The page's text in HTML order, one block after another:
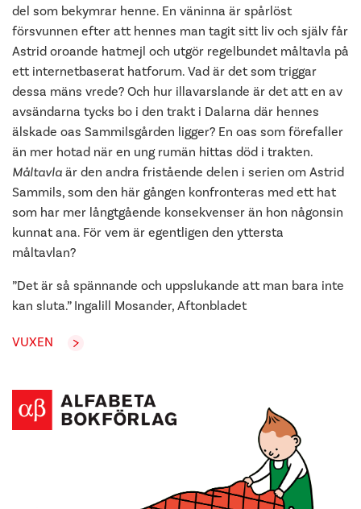
del som bekymrar henne. En väninna är spårlöst
försvunnen efter att hennes man tagit sitt liv och själv får
Astrid oroande hatmejl och utgör regelbundet måltavla på
ett internetbaserat hatforum. Vad är det som triggar
dessa mäns vrede? Och hur illavarslande är det att en av
avsändarna tycks bo i den trakt i Dalarna där hennes
älskade oas Sammilsgården ligger? En oas som förefaller
än mer hotad när en ung rumän hittas död i trakten.
Måltavla är den andra fristående delen i serien om Astrid
Sammils, som den här gången konfronteras med ett hat
som har mer långtgående konsekvenser än hon någonsin
kunnat ana. För vem är egentligen den yttersta
måltavlan?
”Det är så spännande och uppslukande att man bara inte
kan sluta.” Ingalill Mosander, Aftonbladet
VUXEN